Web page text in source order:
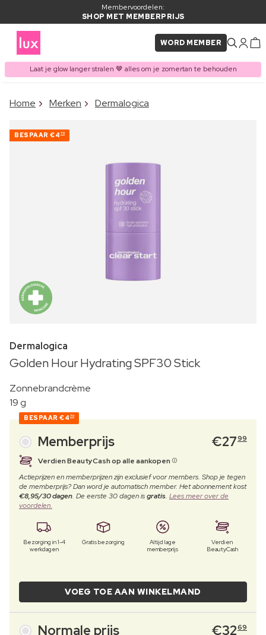
Membervoordelen:
SHOP MET MEMBERPRIJS
WORD MEMBER
Laat je glow langer stralen 🤎 alles om je zomertan te behouden
ITEM TOEGEVOEGD AAN
Vaak samen gekocht met
Home Merken Dermalogica
BESPAAR €4 70
Dermalogica
Golden Hour Hydrating SPF30 Stick
Zonnebrandcrème
19 g
BESPAAR €4 70
Memberprijs €2799
Verdien BeautyCash op alle aankopen
Actieprijzen en memberprijzen zijn exclusief voor members. Shop je tegen
de memberprijs? Dan word je automatisch member. Het abonnement kost
€8,95/30 dagen. De eerste 30 dagen isgratis. Lees meer over de
voordelen.
Bezorging in 1-4
werkdagen
Gratis bezorging
Altijd lage
memberprijs
Verdien
BeautyCash
VOEG TOE AAN WINKELMAND
Normale prijs €3269